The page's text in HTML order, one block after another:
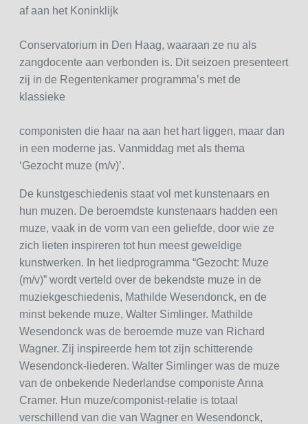
af aan het Koninklijk
Conservatorium in Den Haag, waaraan ze nu als
zangdocente aan verbonden is. Dit seizoen presenteert
zij in de Regentenkamer programma’s met de
klassieke
componisten die haar na aan het hart liggen, maar dan
in een moderne jas. Vanmiddag met als thema
‘Gezocht muze (m/v)’.
De kunstgeschiedenis staat vol met kunstenaars en
hun muzen. De beroemdste kunstenaars hadden een
muze, vaak in de vorm van een geliefde, door wie ze
zich lieten inspireren tot hun meest geweldige
kunstwerken. In het liedprogramma “Gezocht: Muze
(m/v)” wordt verteld over de bekendste muze in de
muziekgeschiedenis, Mathilde Wesendonck, en de
minst bekende muze, Walter Simlinger. Mathilde
Wesendonck was de beroemde muze van Richard
Wagner. Zij inspireerde hem tot zijn schitterende
Wesendonck-liederen. Walter Simlinger was de muze
van de onbekende Nederlandse componiste Anna
Cramer. Hun muze/componist-relatie is totaal
verschillend van die van Wagner en Wesendonck,